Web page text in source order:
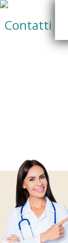
Contatti